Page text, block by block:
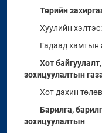
Төрийн
Хуулийн хэлтэс:
Гадаад хамтын
Хот
зохицуулалтын
Хот дахин
Барилга,
зохицуулалтын